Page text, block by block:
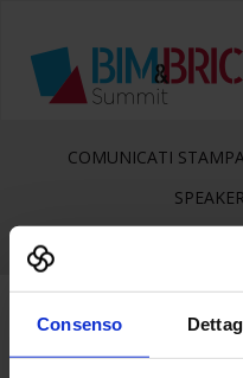
Consenso
COMUNICATI